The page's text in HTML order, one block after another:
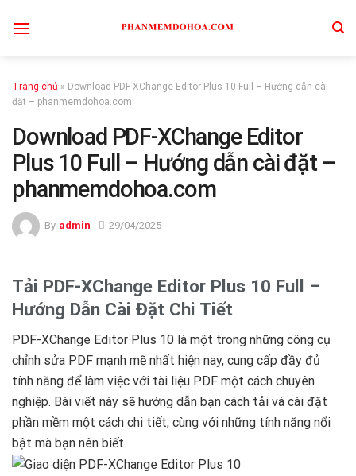
Trang chủ » Download PDF-XChange Editor Plus 10 Full – Hướng dẫn cài
đặt – phanmemdohoa.com
Download PDF-XChange Editor
Plus 10 Full – Hướng dẫn cài đặt –
phanmemdohoa.com
By admin 29/04/2025
Tải PDF-XChange Editor Plus 10 Full –
Hướng Dẫn Cài Đặt Chi Tiết
PDF-XChange Editor Plus 10 là một trong những công cụ
chỉnh sửa PDF mạnh mẽ nhất hiện nay, cung cấp đầy đủ
tính năng để làm việc với tài liệu PDF một cách chuyên
nghiệp. Bài viết này sẽ hướng dẫn bạn cách tải và cài đặt
phần mềm một cách chi tiết, cùng với những tính năng nổi
bật mà bạn nên biết.